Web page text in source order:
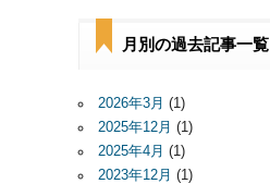
月別の過去記事一覧
2026年3月 (1)
2025年12月 (1)
2025年4月 (1)
2023年12月 (1)